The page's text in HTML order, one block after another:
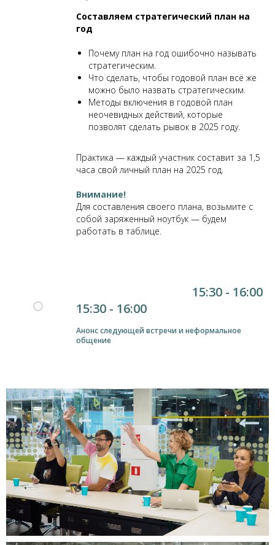
Составляем стратегический план на
год
Почему план на год ошибочно называть
стратегическим.
Что сделать, чтобы годовой план всё же
можно было назвать стратегическим.
Методы включения в годовой план
неочевидных действий, которые
позволят сделать рывок в 2025 году.
Практика — каждый участник составит за 1,5
часа свой личный план на 2025 год.
Внимание!
Для составления своего плана, возьмите с
собой заряженный ноутбук — будем
работать в таблице.
15:30 - 16:00
15:30 - 16:00
Анонс следующей встречи и неформальное
общение